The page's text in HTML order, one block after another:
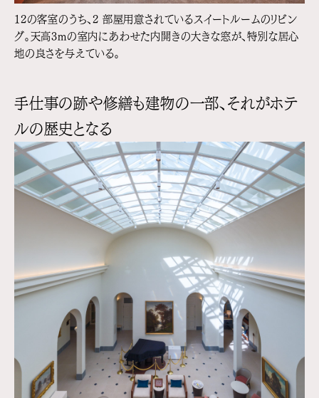
12の客室のうち、2 部屋用意されているスイートルームのリビン
グ。天高3mの室内にあわせた内開きの大きな窓が、特別な居心
地の良さを与えている。
手仕事の跡や修繕も建物の一部、それがホテ
ルの歴史となる